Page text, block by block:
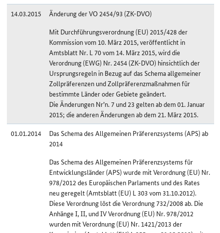
14.03.2015
Änderung der VO 2454/93 (ZK-DVO)
Mit Durchführungsverordnung (EU) 2015/428 der
Kommission vom 10. März 2015, veröffentlicht in
Amtsblatt Nr. L 70 vom 14. März 2015, wird die
Verordnung (EWG) Nr. 2454 (ZK-DVO) hinsichtlich der
Ursprungsregeln in Bezug auf das Schema allgemeiner
Zollpräferenzen und Zollpräferenzmaßnahmen für
bestimmte Länder oder Gebiete geändert.
Die Änderungen Nr’n. 7 und 23 gelten ab dem 01. Januar
2015; die anderen Änderungen ab dem 21. März 2015.
01.01.2014
Das Schema des Allgemeinen Präferenzsystems (APS) ab
2014
Das Schema des Allgemeinen Präferenzsystems für
Entwicklungsländer (APS) wurde mit Verordnung (EU) Nr.
978/2012 des Europäischen Parlaments und des Rates
neu geregelt (Amtsblatt (EU) L 303 vom 31.10.2012).
Diese Verordnung löst die Verordnung 732/2008 ab. Die
Anhänge I, II, und IV Verordnung (EU) Nr. 978/2012
wurden mit Verordnung (EU) Nr. 1421/2013 der